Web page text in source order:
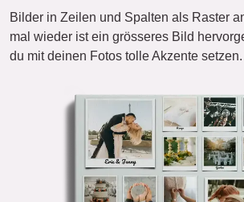
Bilder in Zeilen und Spalten als Raster
mal wieder ist ein grösseres Bild
du mit deinen Fotos tolle Akzente